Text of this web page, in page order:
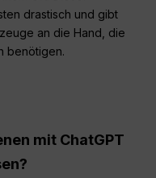
drastisch und gibt
an die Hand, die
benötigen.
mit ChatGPT